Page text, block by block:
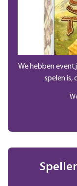
We hebben
spelen is,